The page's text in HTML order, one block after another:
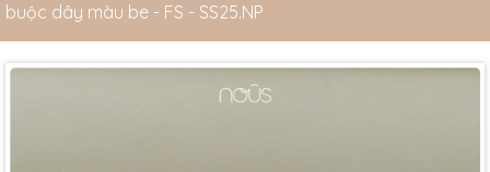
buộc dây màu be - FS - SS25.NP